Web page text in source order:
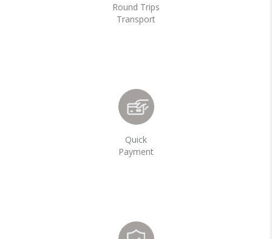
Round Trips
Transport
Quick
Payment